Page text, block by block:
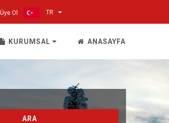
Üye Ol TR
KURUMSAL ANASAYFA
ARA